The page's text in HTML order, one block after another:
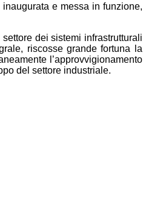
e messa in funzione,
dei sistemi infrastrutturali
riscosse grande fortuna la
l’approvvigionamento
del settore industriale.